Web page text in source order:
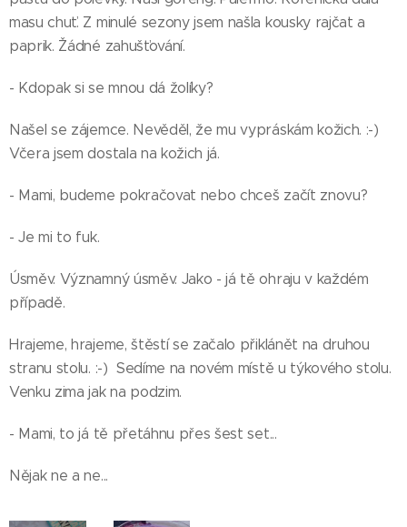
masu chuť. Z minulé sezony jsem našla kousky rajčat a
paprik. Žádné zahušťování.
- Kdopak si se mnou dá žolíky?
Našel se zájemce. Nevěděl, že mu vypráskám kožich. :-)
Včera jsem dostala na kožich já.
- Mami, budeme pokračovat nebo chceš začít znovu?
- Je mi to fuk.
Úsměv. Významný úsměv. Jako - já tě ohraju v každém
případě.
Hrajeme, hrajeme, štěstí se začalo přiklánět na druhou
stranu stolu. :-) Sedíme na novém místě u týkového stolu.
Venku zima jak na podzim.
- Mami, to já tě přetáhnu přes šest set...
Nějak ne a ne...